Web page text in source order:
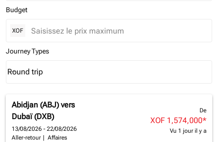
Budget
XOF
Journey Types
Journey Types option Round trip Selected
Round trip
keyboard_arrow_down
Abidjan (ABJ) vers
Dubaï (DXB)
13/08/2026 - 22/08/2026
Aller-retour
Affaires
De
XOF 1,574,000*
Vu 1 jour il y a